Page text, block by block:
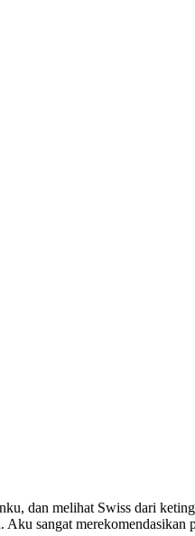
dan melihat Swiss dari
Aku sangat